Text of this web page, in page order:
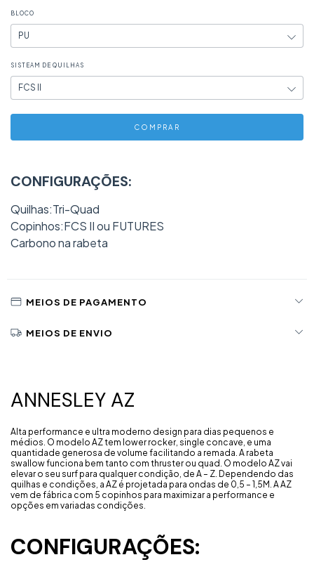
BLOCO
SISTEAM DE QUILHAS
CONFIGURAÇÕES:
Quilhas:Tri-Quad
Copinhos:FCS II ou FUTURES
Carbono na rabeta
MEIOS DE PAGAMENTO
MEIOS DE ENVIO
ANNESLEY AZ
Alta performance e ultra moderno design para dias pequenos e
médios. O modelo AZ tem lower rocker, single concave, e uma
quantidade generosa de volume facilitando a remada. A rabeta
swallow funciona bem tanto com thruster ou quad. O modelo AZ vai
elevar o seu surf para qualquer condição, de A – Z. Dependendo das
quilhas e condições, a AZ é projetada para ondas de 0,5 – 1,5M. A AZ
vem de fábrica com 5 copinhos para maximizar a performance e
opções em variadas condições.
CONFIGURAÇÕES: